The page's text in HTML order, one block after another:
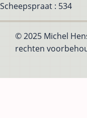
Scheepspraat : 534
© 2025 Michel
rechten